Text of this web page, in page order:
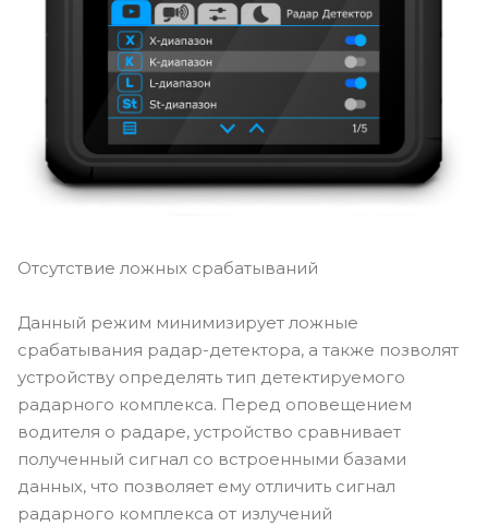
Отсутствие ложных срабатываний
Данный режим минимизирует ложные
срабатывания радар-детектора, а также позволят
устройству определять тип детектируемого
радарного комплекса. Перед оповещением
водителя о радаре, устройство сравнивает
полученный сигнал со встроенными базами
данных, что позволяет ему отличить сигнал
радарного комплекса от излучений